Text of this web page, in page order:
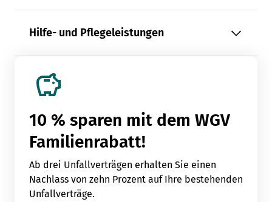
Hilfe- und Pflegeleistungen
10 % sparen mit dem WGV
Familienrabatt!
Ab drei Unfallverträgen erhalten Sie einen
Nachlass von zehn Prozent auf Ihre bestehenden
Unfallverträge.